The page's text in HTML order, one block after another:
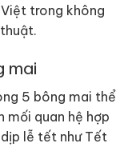
trong không
mai
5 bông mai thể
mối quan hệ hợp
lễ tết như Tết